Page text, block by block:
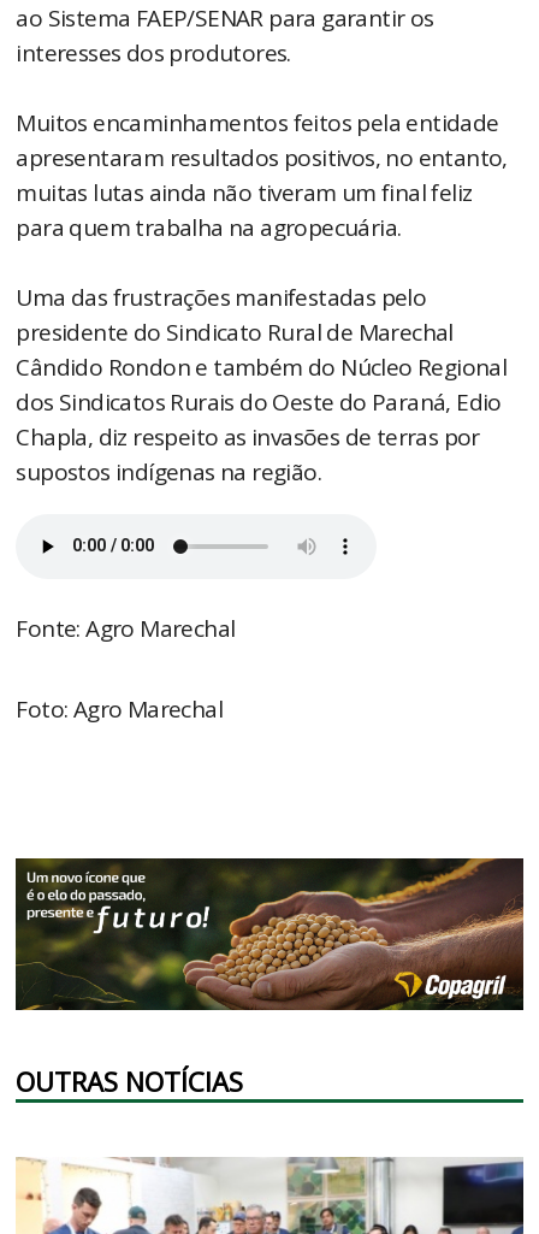
ao Sistema FAEP/SENAR para garantir os
interesses dos produtores.
Muitos encaminhamentos feitos pela entidade
apresentaram resultados positivos, no entanto,
muitas lutas ainda não tiveram um final feliz
para quem trabalha na agropecuária.
Uma das frustrações manifestadas pelo
presidente do Sindicato Rural de Marechal
Cândido Rondon e também do Núcleo Regional
dos Sindicatos Rurais do Oeste do Paraná, Edio
Chapla, diz respeito as invasões de terras por
supostos indígenas na região.
Fonte: Agro Marechal
Foto: Agro Marechal
OUTRAS NOTÍCIAS